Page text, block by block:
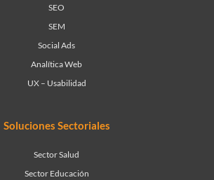
SEO
SEM
Social Ads
Analítica Web
UX – Usabilidad
Soluciones Sectoriales
Sector Salud
Sector Educación